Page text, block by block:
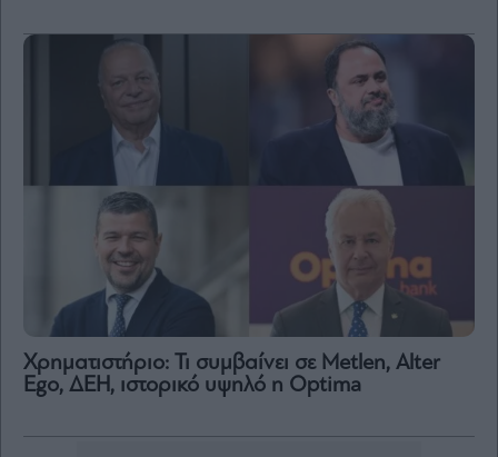
Χρηματιστήριο: Τι συμβαίνει σε Metlen, Αlter
Ego, ΔΕΗ, ιστορικό υψηλό η Optima